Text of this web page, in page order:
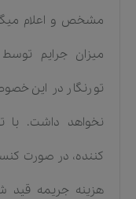
مشخص و اعلام
میزان جرایم
تورنگار در این
نخواهد داشت. با
کننده، در صورت